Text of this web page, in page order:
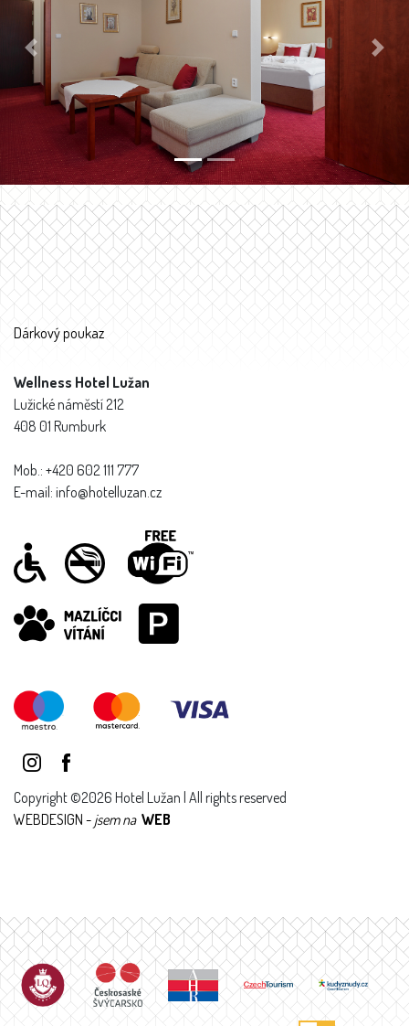
Previous Next
Dárkový poukaz
Wellness Hotel Lužan
Lužické náměstí 212
408 01 Rumburk
Mob.: +420 602 111 777
E-mail: info@hotelluzan.cz
Copyright ©2026 Hotel Lužan | All rights reserved
WEBDESIGN - jsem na WEB